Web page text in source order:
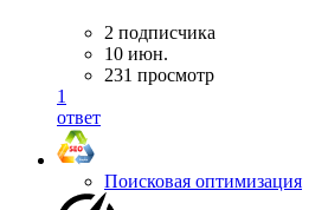
2 подписчика
10 июн.
231 просмотр
1
ответ
Поисковая оптимизация